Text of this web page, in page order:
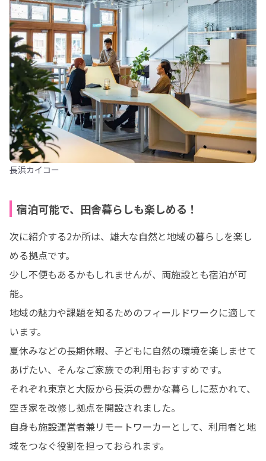
長浜カイコー
宿泊可能で、田舎暮らしも楽しめる！
次に紹介する2か所は、雄大な自然と地域の暮らしを楽し
める拠点です。
少し不便もあるかもしれませんが、両施設とも宿泊が可
能。
地域の魅力や課題を知るためのフィールドワークに適して
います。
夏休みなどの長期休暇、子どもに自然の環境を楽しませて
あげたい、そんなご家族での利用もおすすめです。
それぞれ東京と大阪から長浜の豊かな暮らしに惹かれて、
空き家を改修し拠点を開設されました。
自身も施設運営者兼リモートワーカーとして、利用者と地
域をつなぐ役割を担っておられます。